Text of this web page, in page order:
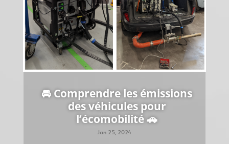
🚘 Comprendre les émissions
des véhicules pour
l’écomobilité 🚗
Jan 25, 2024